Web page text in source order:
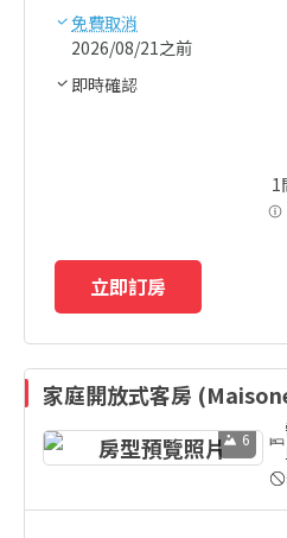
免費取消
2026/08/21之前
即時確認
1
立即訂房
家庭開放式客房
6